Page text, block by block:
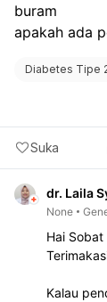
buram
apakah ada
Diabetes Tipe
Suka
dr. Laila
None
Hai Sobat
Kalau